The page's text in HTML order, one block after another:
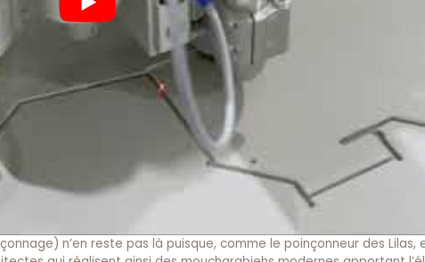
n’en reste pas là puisque, comme le poinçonneur des Lilas,